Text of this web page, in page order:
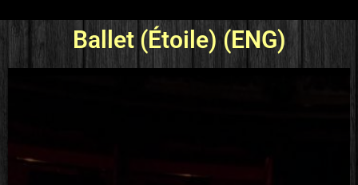
Ballet (Étoile) (ENG)